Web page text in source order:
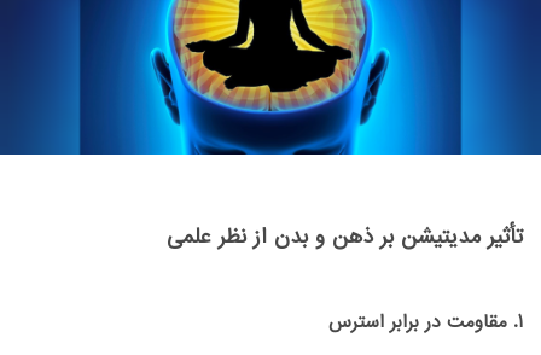
تأثیر مدیتیشن بر ذهن و بدن از نظر علمی
1. مقاومت در برابر استرس